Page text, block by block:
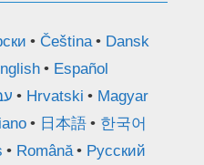
Čeština
Dansk
Español
Hrvatski
Magyar
日本語
한국어
Română
Русский